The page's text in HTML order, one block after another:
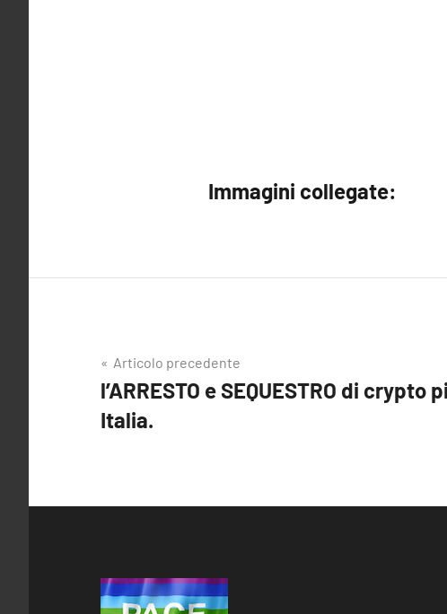
Immagini collegate:
Navigazione
articoli
Articolo precedente
l’ARRESTO e SEQUESTRO di crypto
Italia.